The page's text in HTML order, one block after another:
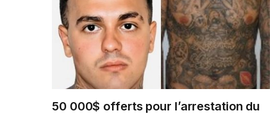
50 000$ offerts pour l’arrestation du